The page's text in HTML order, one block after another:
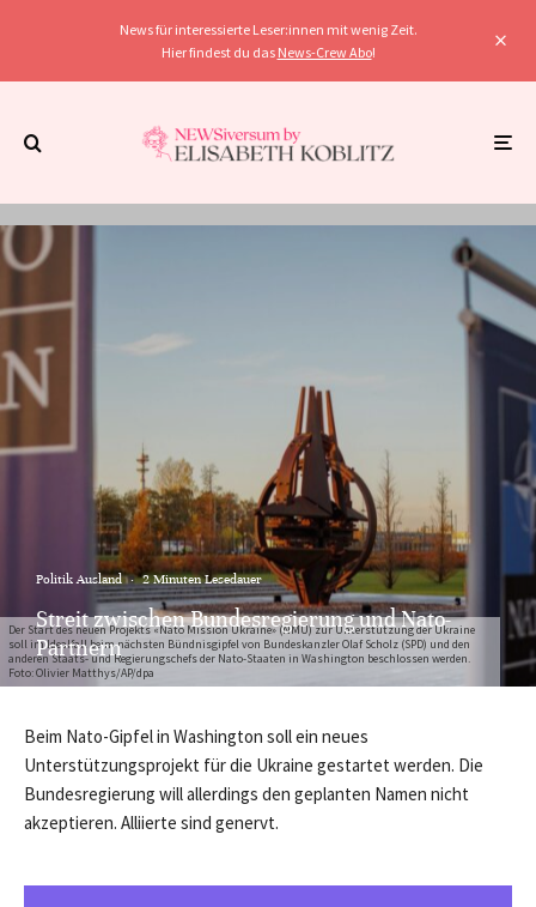
News für interessierte Leser:innen mit wenig Zeit.
Hier findest du das News-Crew Abo!
Der Start des neuen Projekts «Nato Mission Ukraine» (NMU) zur Unterstützung der Ukraine
soll im Idealfall beim nächsten Bündnisgipfel von Bundeskanzler Olaf Scholz (SPD) und den
anderen Staats- und Regierungschefs der Nato-Staaten in Washington beschlossen werden.
Foto: Olivier Matthys/AP/dpa
Politik Ausland · 2 Minuten Lesedauer
Streit zwischen Bundesregierung und Nato-
Partnern
Beim Nato-Gipfel in Washington soll ein neues
Unterstützungsprojekt für die Ukraine gestartet werden. Die
Bundesregierung will allerdings den geplanten Namen nicht
akzeptieren. Alliierte sind genervt.